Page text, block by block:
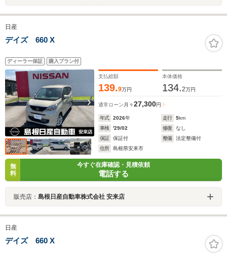
日産
デイズ 660 X
ディーラー保証 購入プラン付
支払総額
139.9万円
本体価格
134.2万円
通常ローン 月々27,300円
年式 2026年 走行 5km
車検
'29/02 修復
なし
保証
保証付 整備
法定整備付
住所
島根県安来市
無
料
今すぐ在庫確認・見積依頼
電話する
販売店： 島根日産自動車株式会社 安来店
日産
デイズ 660 X